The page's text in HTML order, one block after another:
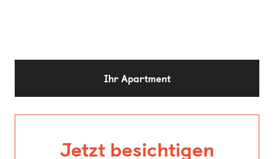
Ihr Apartment
Jetzt besichtigen